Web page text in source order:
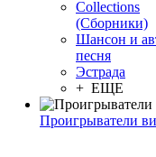
Сollections
(Сборники)
Шансон и
песня
Эстрада
+ ЕЩЕ
Проигрыватели